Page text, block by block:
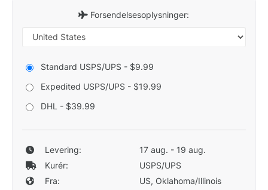
Forsendelsesoplysninger:
Standard USPS/UPS - $9.99
Expedited USPS/UPS - $19.99
DHL - $39.99
Levering:
17 aug. - 19 aug.
Kurér:
USPS/UPS
Fra:
US, Oklahoma/Illinois